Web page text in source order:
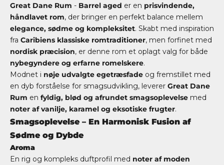
Great Dane Rum - Barrel aged er en prisvindende,
håndlavet rom, der bringer en perfekt balance mellem
elegance, sødme og kompleksitet. Skabt med inspiration
fra Caribiens klassiske romtraditioner, men forfinet med
nordisk præcision, er denne rom et oplagt valg for både
nybegyndere og erfarne romelskere.
Modnet i nøje udvalgte egetræsfade og fremstillet med
en dyb forståelse for smagsudvikling, leverer Great Dane
Rum en fyldig, blød og afrundet smagsoplevelse med
noter af vanilje, karamel og eksotiske frugter.
Smagsoplevelse – En Harmonisk Fusion af
Sødme og Dybde
Aroma
En rig og kompleks duftprofil med noter af moden